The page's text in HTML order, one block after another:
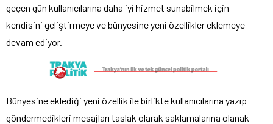
geçen gün kullanıcılarına daha iyi hizmet sunabilmek için
kendisini geliştirmeye ve bünyesine yeni özellikler eklemeye
devam ediyor.
Bünyesine eklediği yeni özellik ile birlikte kullanıcılarına yazıp
göndermedikleri mesajları taslak olarak saklamalarına olanak